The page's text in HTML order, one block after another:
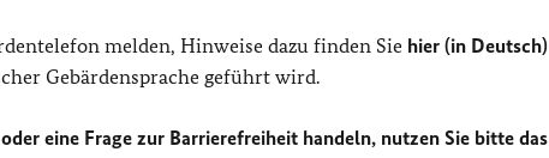
melden, Hinweise dazu finden Sie hier (in Deutsch)
Gebärdensprache geführt wird.
eine Frage zur Barrierefreiheit handeln, nutzen Sie bitte das